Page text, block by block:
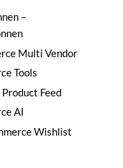
–
Multi Vendor
Tools
Feed
AI
Wishlist